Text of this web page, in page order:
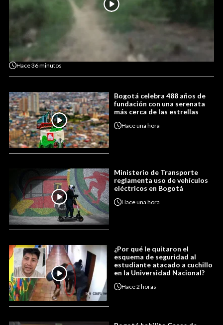
Hace36 minutos
Bogotá celebra 488 años de
fundación con una serenata
más cerca de las estrellas
Haceuna hora
Ministerio de Transporte
reglamenta uso de vehículos
eléctricos en Bogotá
Haceuna hora
¿Por qué le quitaron el
esquema de seguridad al
estudiante atacado a cuchillo
en la Universidad Nacional?
Hace2 horas